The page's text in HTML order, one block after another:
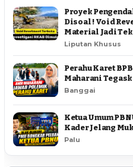
Proyek
Disoal ! Void
Material Jadi
Liputan Khusus
Perahu Karet
Maharani
Banggai
Ketua Umum
Kader Jelang
Palu